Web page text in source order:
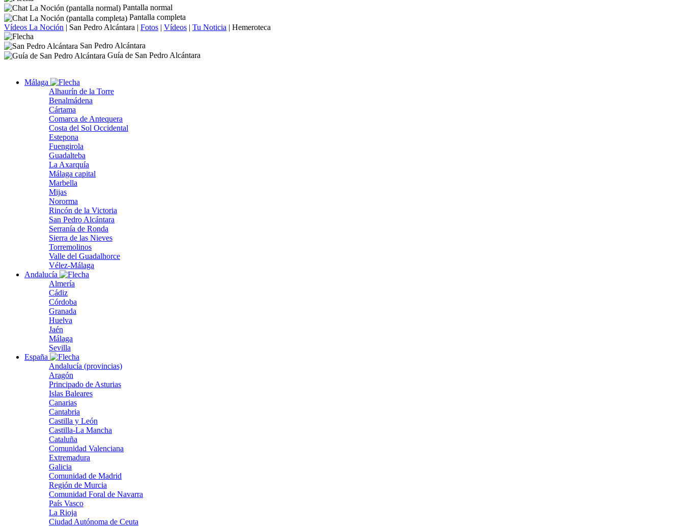
Pantalla normal
Pantalla completa
Vídeos La Noción | San Pedro Alcántara | Fotos | Vídeos | Tu Noticia | Hemeroteca
San Pedro Alcántara
Guía de San Pedro Alcántara
Málaga
Alhaurín de la Torre
Benalmádena
Cártama
Comarca de Antequera
Costa del Sol Occidental
Estepona
Fuengirola
Guadalteba
La Axarquía
Málaga capital
Marbella
Mijas
Nororma
Rincón de la Victoria
San Pedro Alcántara
Serranía de Ronda
Sierra de las Nieves
Torremolinos
Valle del Guadalhorce
Vélez-Málaga
Andalucía
Almería
Cádiz
Córdoba
Granada
Huelva
Jaén
Málaga
Sevilla
España
Andalucía (provincias)
Aragón
Principado de Asturias
Islas Baleares
Canarias
Cantabria
Castilla y León
Castilla-La Mancha
Cataluña
Comunidad Valenciana
Extremadura
Galicia
Comunidad de Madrid
Región de Murcia
Comunidad Foral de Navarra
País Vasco
La Rioja
Ciudad Autónoma de Ceuta